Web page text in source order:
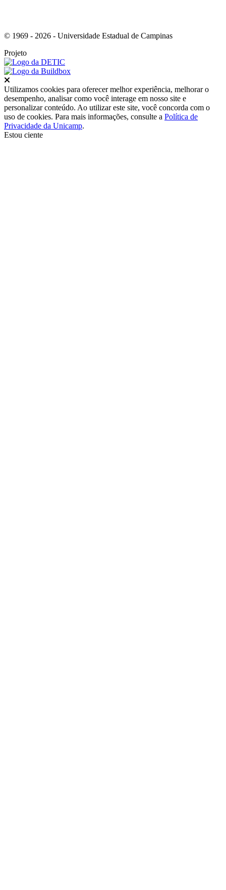
© 1969 - 2026 - Universidade Estadual de Campinas
Projeto
Utilizamos cookies para oferecer melhor experiência, melhorar o
desempenho, analisar como você interage em nosso site e
personalizar conteúdo. Ao utilizar este site, você concorda com o
uso de cookies. Para mais informações, consulte a Política de
Privacidade da Unicamp.
Estou ciente